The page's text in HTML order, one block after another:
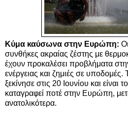
Κύμα καύσωνα στην Ευρώπη:
συνθήκες ακραίας ζέστης με
έχουν προκαλέσει προβλήματα
ενέργειας και ζημιές σε
ξεκίνησε στις 20 Ιουνίου και είναι
καταγραφεί ποτέ στην Ευρώπη,
ανατολικότερα.